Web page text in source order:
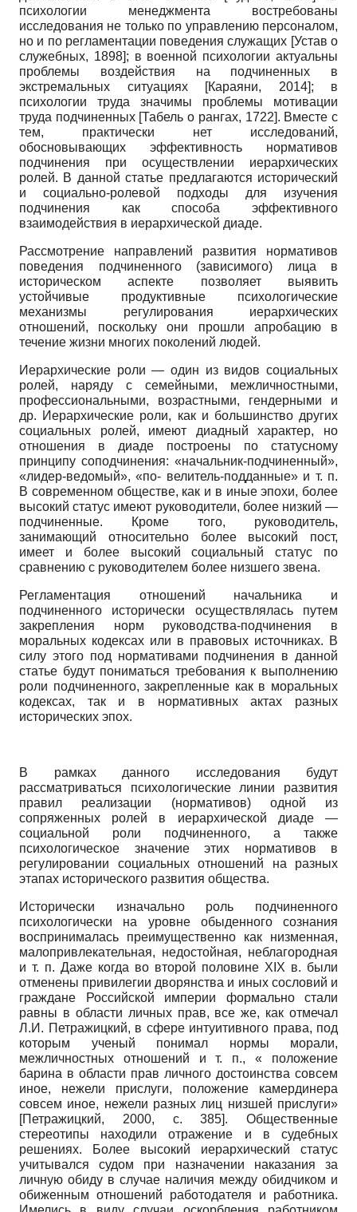
психологии менеджмента востребованы
исследования не только по управлению персоналом,
но и по регламентации поведения служащих [Устав о
служебных, 1898]; в военной психологии актуальны
проблемы воздействия на подчиненных в
экстремальных ситуациях
[Караяни, 2014]; в
психологии труда значимы проблемы мотивации
труда подчиненных [Табель о рангах, 1722]. Вместе с
тем, практически нет исследований,
обосновывающих эффективность нормативов
подчинения при осуществлении иерархических
ролей. В данной статье предлагаются исторический
и социально-ролевой подходы для изучения
подчинения как способа эффективного
взаимодействия в иерархической диаде.
Рассмотрение направлений развития нормативов
поведения подчиненного (зависимого) лица в
историческом аспекте позволяет выявить
устойчивые продуктивные психологические
механизмы регулирования иерархических
отношений, поскольку они прошли апробацию в
течение жизни многих поколений людей.
Иерархические роли — один из видов социальных
ролей, наряду с семейными, межличностными,
профессиональными, возрастными, гендерными и
др. Иерархические роли, как и большинство других
социальных ролей, имеют диадный характер, но
отношения в диа­де построены по статусному
принципу соподчинения: «начальник-подчиненный»,
«лидер-ведомый», «по- велитель-подданные» и т. п.
В современном обществе, как и в иные эпохи, более
высокий статус имеют руководители, более низкий —
подчиненные. Кроме того, руководитель,
занимающий относительно более высокий пост,
имеет и более высокий социальный статус по
сравнению с руководителем более низшего звена.
Регламентация отношений начальника и
подчиненного исторически осуществлялась путем
закрепления норм руководства-подчинения в
моральных кодексах или в правовых источниках. В
силу этого под нормативами подчинения в данной
статье будут пониматься требования к выполнению
роли подчиненного, закрепленные как в моральных
кодексах, так и в нормативных актах разных
исторических эпох.
В рамках данного исследования будут
рассматриваться психологические линии развития
правил реализации (нормативов) одной из
сопряженных ролей в иерархической диаде —
социальной роли подчиненного, а также
психологическое значение этих нормативов в
регулировании социальных отношений на разных
этапах исторического развития общества.
Исторически изначально роль подчиненного
психологически на уровне обыденного сознания
воспринималась преимущественно как низменная,
малопривлекательная, недостойная, неблагородная
и т. п. Даже когда во второй половине XIX в. были
отменены привилегии дворянства и иных сословий и
граждане Российской империи формально стали
равны в области личных прав, все же, как отмечал
Л.И. Петражицкий, в сфере интуитивного права, под
которым ученый понимал нормы морали,
межличностных отношений и т. п., « положение
барина в области прав личного достоинства совсем
иное, нежели прислуги, положение камердинера
совсем иное, нежели разных лиц низшей прислуги»
[Петражицкий, 2000, с. 385]. Общественные
стереотипы находили отражение и в судебных
решениях. Более высокий иерархический статус
учитывался судом при назначении наказания за
личную обиду в случае наличия между обидчиком и
обиженным отношений работодателя и работника.